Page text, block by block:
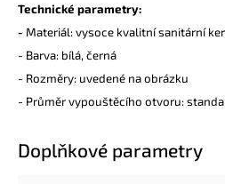
Technické parametry:
- Materiál: vysoce kvalitní sanitární
- Barva: bílá, černá
- Rozměry: uvedené na obrázku
- Průměr vypouštěcího otvoru:
Doplňkové parametry